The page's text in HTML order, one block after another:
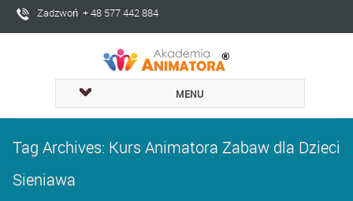
Zadzwoń + 48 577 442 884
MENU
Tag Archives: Kurs Animatora Zabaw dla Dzieci
Sieniawa